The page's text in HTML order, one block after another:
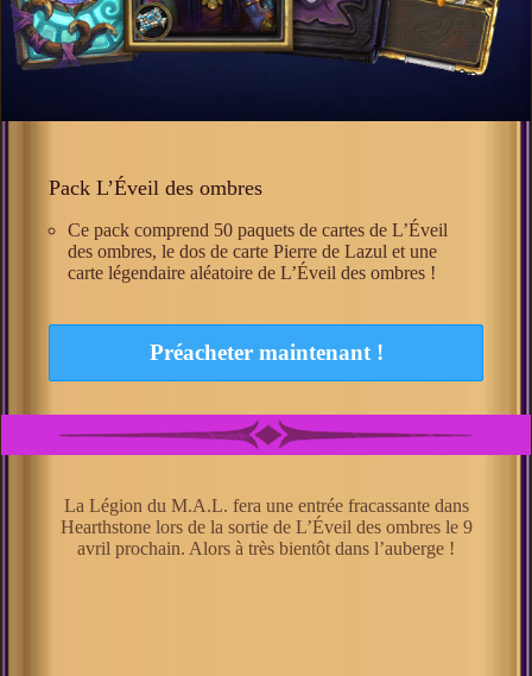
Pack L’Éveil des ombres
Ce pack comprend 50 paquets de cartes de L’Éveil
des ombres, le dos de carte Pierre de Lazul et une
carte légendaire aléatoire de L’Éveil des ombres !
Préacheter maintenant !
La Légion du M.A.L. fera une entrée fracassante dans
Hearthstone lors de la sortie de L’Éveil des ombres le 9
avril prochain. Alors à très bientôt dans l’auberge !